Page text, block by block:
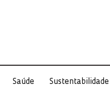
Saúde Sustentabilidade